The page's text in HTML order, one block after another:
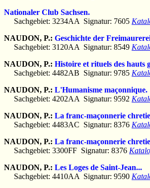
Nationaler Club Sachsen.
Sachgebiet: 3234AA Signatur: 7605
NAUDON, P.: Geschichte der
Sachgebiet: 3120AA Signatur: 8549
NAUDON, P.: Histoire et rituels des hauts
Sachgebiet: 4482AB Signatur: 9785
NAUDON, P.: L'Humanisme maçonnique.
Sachgebiet: 4202AA Signatur: 9592
NAUDON, P.: La franc-maçonnerie
Sachgebiet: 4483AC Signatur: 8376
NAUDON, P.: La franc-maçonnerie
Sachgebiet: 3300FF Signatur: 8376
NAUDON, P.: Les Loges de Saint-Jean...
Sachgebiet: 4410AA Signatur: 9590